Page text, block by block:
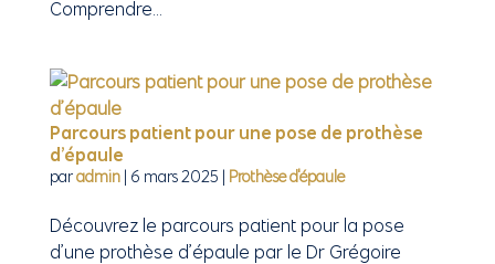
Comprendre...
Parcours patient pour une pose de prothèse
d’épaule
paradmin| 6 mars 2025 | Prothèse d'épaule
Découvrez le parcours patient pour la pose
d’une prothèse d’épaule par le Dr Grégoire